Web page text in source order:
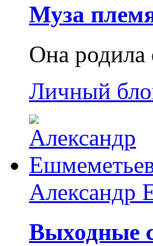
Муза
Она родила
Личный
Александр
Выходные